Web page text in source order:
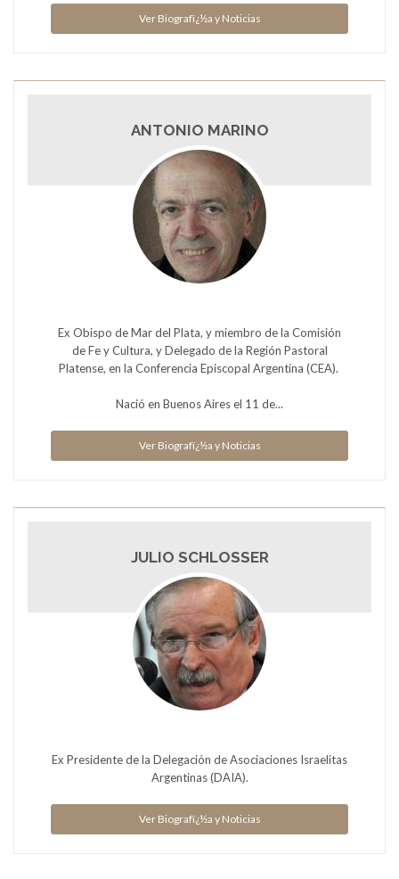
Ver Biografï¿½a y Noticias
ANTONIO MARINO
Ex Obispo de Mar del Plata, y miembro de la Comisión
de Fe y Cultura, y Delegado de la Región Pastoral
Platense, en la Conferencia Episcopal Argentina (CEA).
Nació en Buenos Aires el 11 de...
Ver Biografï¿½a y Noticias
JULIO SCHLOSSER
Ex Presidente de la Delegación de Asociaciones Israelitas
Argentinas (DAIA).
Ver Biografï¿½a y Noticias